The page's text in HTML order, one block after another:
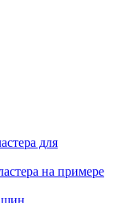
для
на примере